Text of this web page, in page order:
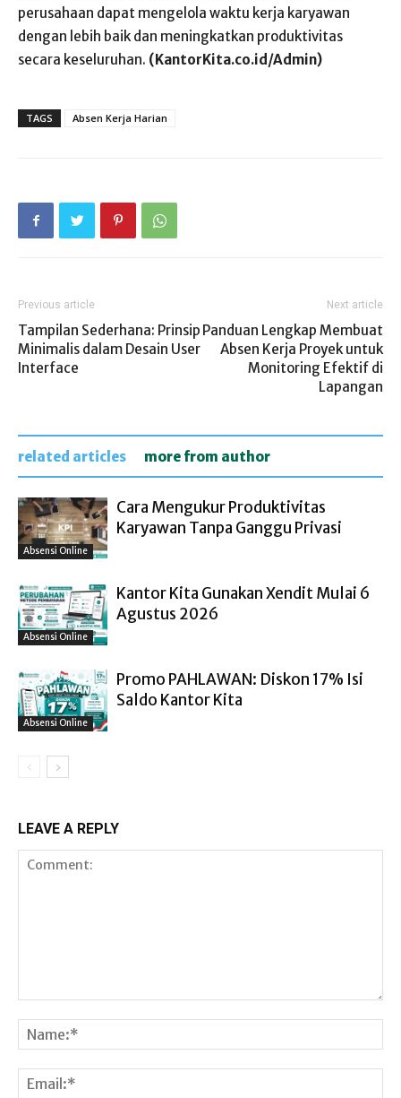
perusahaan dapat mengelola waktu kerja karyawan
dengan lebih baik dan meningkatkan produktivitas
secara keseluruhan. (KantorKita.co.id/Admin)
TAGS Absen Kerja Harian
Previous article
Tampilan Sederhana: Prinsip
Minimalis dalam Desain User
Interface
Next article
Panduan Lengkap Membuat
Absen Kerja Proyek untuk
Monitoring Efektif di
Lapangan
related articles more from author
Absensi Online
Cara Mengukur Produktivitas
Karyawan Tanpa Ganggu Privasi
Absensi Online
Kantor Kita Gunakan Xendit Mulai 6
Agustus 2026
Absensi Online
Promo PAHLAWAN: Diskon 17% Isi
Saldo Kantor Kita
LEAVE A REPLY